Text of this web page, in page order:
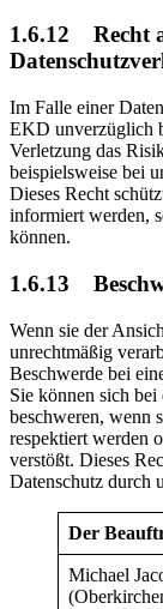
1.6.12 Recht
Im Falle einer
EKD unverzüglich
Verletzung das
beispielsweise bei
Dieses Recht
informiert werden,
können.
1.6.13
Wenn sie der
unrechtmäßig
Beschwerde bei
Sie können sich bei
beschweren, wenn
respektiert werden
verstößt. Dieses
Datenschutz durch
Der
Michael